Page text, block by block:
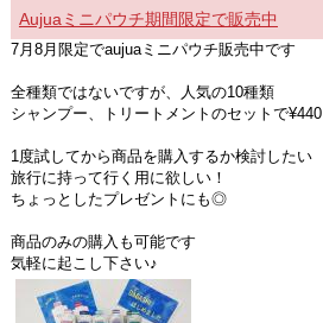
Aujuaミニパウチ期間限定で販売中
7月8月限定でaujuaミニパウチ販売中です
全種類ではないですが、人気の10種類
シャンプー、トリートメントのセットで¥440
1度試してから商品を購入するか検討したい
旅行に持って行く用に欲しい！
ちょっとしたプレゼントにも◎
商品のみの購入も可能です
気軽に起こし下さい♪